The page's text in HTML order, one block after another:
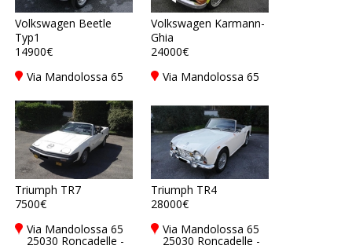
Volkswagen Beetle
Typ1
14900€
Via Mandolossa 65
Brescia - BS, Italy
Volkswagen Karmann-
Ghia
24000€
Via Mandolossa 65
Triumph TR7
7500€
Via Mandolossa 65
25030 Roncadelle -
Triumph TR4
28000€
Via Mandolossa 65
25030 Roncadelle -